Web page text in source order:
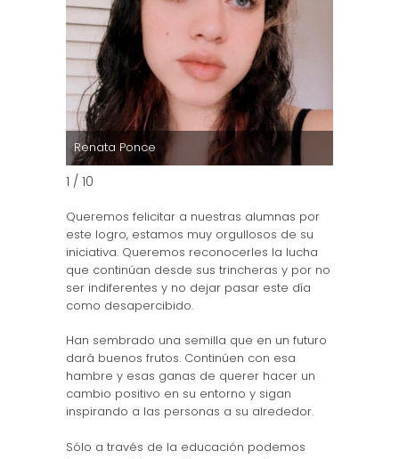
Renata Ponce
1 / 10
Queremos felicitar a nuestras alumnas por
este logro, estamos muy orgullosos de su
iniciativa. Queremos reconocerles la lucha
que continúan desde sus trincheras y por no
ser indiferentes y no dejar pasar este día
como desapercibido.
Han sembrado una semilla que en un futuro
dará buenos frutos. Continúen con esa
hambre y esas ganas de querer hacer un
cambio positivo en su entorno y sigan
inspirando a las personas a su alrededor.
Sólo a través de la educación podemos